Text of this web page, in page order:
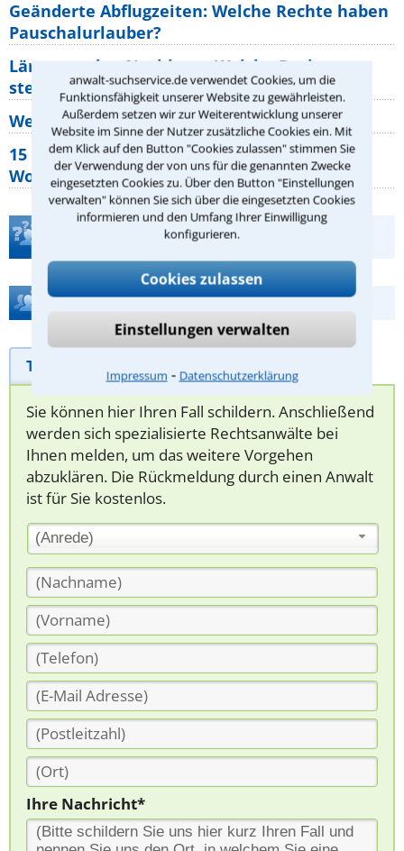
anwalt-suchservice.de verwendet Cookies, um die
Funktionsfähigkeit unserer Website zu gewährleisten.
Außerdem setzen wir zur Weiterentwicklung unserer
Website im Sinne der Nutzer zusätzliche Cookies ein. Mit
dem Klick auf den Button "Cookies zulassen" stimmen Sie
der Verwendung der von uns für die genannten Zwecke
eingesetzten Cookies zu. Über den Button "Einstellungen
verwalten" können Sie sich über die eingesetzten Cookies
informieren und den Umfang Ihrer Einwilligung
konfigurieren.
Cookies zulassen
Einstellungen verwalten
Impressum ⁃ Datenschutzerklärung
Geänderte Abflugzeiten: Welche Rechte haben
Pauschalurlauber?
Lärm von den Nachbarn: Welche Rechte
stehen mir zu?
Wer muss Zweitwohnungssteuer zahlen?
15 elementare Rechte, die jeder
Wohnungseigentümer kennen sollte
Teste Dein Rechtswissen
Hilfe bei Ihrer Anwaltsuche?
Telefonhilfe Beratungsanfrage
Sie können hier Ihren Fall schildern. Anschließend
werden sich spezialisierte Rechtsanwälte bei
Ihnen melden, um das weitere Vorgehen
abzuklären. Die Rückmeldung durch einen Anwalt
ist für Sie kostenlos.
(Anrede)
Ihre Nachricht*